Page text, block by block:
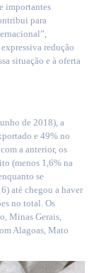
importantes
para
redução
situação e à oferta
de 2018), a
e 49% no
a anterior, os
(menos 1,6% na
se
até chegou a haver
no total. Os
Minas Gerais,
Alagoas, Mato